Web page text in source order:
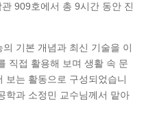
909호에서 총 9시간 동안 진
기본 개념과 최신 기술을 이
직접 활용해 보며 생활 속 문
보는 활동으로 구성되었습니
학과 소정민 교수님께서 맡아